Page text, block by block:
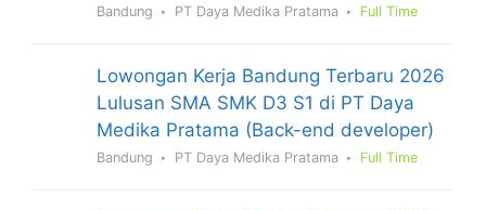
Bandung PT Daya Medika Pratama Full Time
Lowongan Kerja Bandung Terbaru 2026
Lulusan SMA SMK D3 S1 di PT Daya
Medika Pratama (Back-end developer)
Bandung PT Daya Medika Pratama Full Time